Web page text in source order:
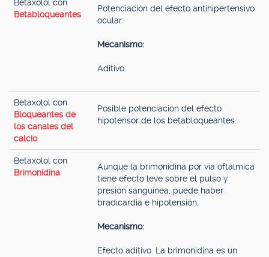
Betaxolol con
Betabloqueantes
Potenciación del efecto antihipertensivo
ocular.
Mecanismo:
Aditivo.
Betaxolol con
Bloqueantes de
los canales del
calcio
Posible potenciación del efecto
hipotensor de los betabloqueantes.
Betaxolol con
Brimonidina
Aunque la brimonidina por vía oftálmica
tiene efecto leve sobre el pulso y
presión sanguínea, puede haber
bradicardia e hipotensión.
Mecanismo:
Efecto aditivo. La brimonidina es un